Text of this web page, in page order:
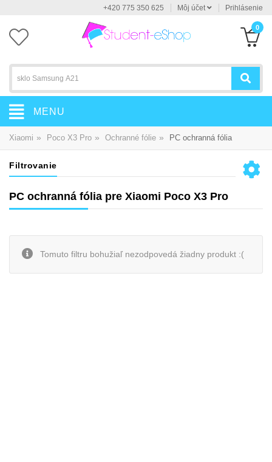
+420 775 350 625 Môj účet Prihlásenie
0
MENU
Xiaomi » Poco X3 Pro » Ochranné fólie » PC ochranná fólia
Filtrovanie
PC ochranná fólia pre Xiaomi Poco X3 Pro
Tomuto filtru bohužiaľ nezodpovedá žiadny produkt :(